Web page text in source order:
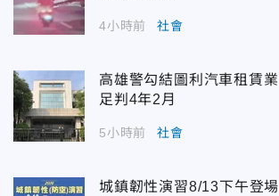
4小時前 社會
高雄警勾結圖利汽車租賃
足判4年2月
5小時前 社會
城鎮韌性演習8/13下午登